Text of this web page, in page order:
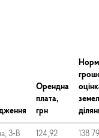
Орендна
плата,
грн
3-В 124,92 138